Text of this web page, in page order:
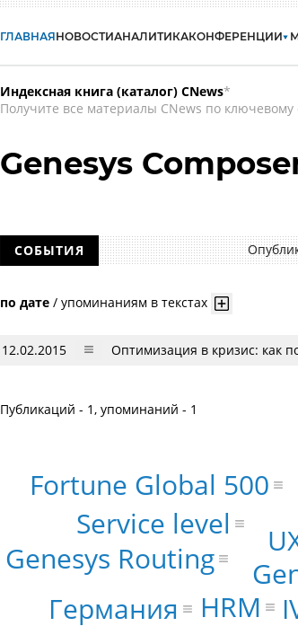
ГЛАВНАЯНОВОСТИАНАЛИТИКАКОНФЕРЕНЦИИ
Индексная книга (каталог) CNews*
Получите все материалы CNews по ключевому
Genesys
СОБЫТИЯ
по дате / упоминаниям в текстах
12.02.2015 Оптимизация в кризис: как
Публикаций - 1, упоминаний - 1
HRM
Service level
Genesys Routing
Германия
Fortune Global 500